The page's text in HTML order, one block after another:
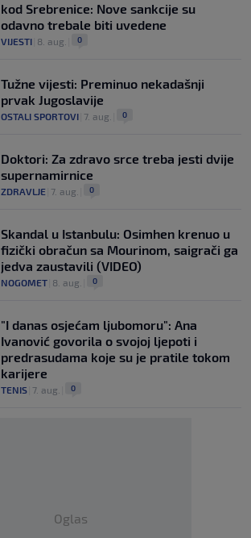
kod Srebrenice: Nove sankcije su
odavno trebale biti uvedene
VIJESTI 8. aug. 0
Tužne vijesti: Preminuo nekadašnji
prvak Jugoslavije
OSTALI SPORTOVI 7. aug. 0
Doktori: Za zdravo srce treba jesti dvije
supernamirnice
ZDRAVLJE 7. aug. 0
Skandal u Istanbulu: Osimhen krenuo u
fizički obračun sa Mourinom, saigrači ga
jedva zaustavili (VIDEO)
NOGOMET 8. aug. 0
"I danas osjećam ljubomoru": Ana
Ivanović govorila o svojoj ljepoti i
predrasudama koje su je pratile tokom
karijere
TENIS 7. aug. 0
Oglas